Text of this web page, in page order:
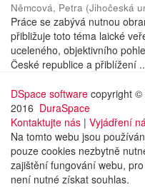
Němcová, Petra (Jihočeská
Práce se zabývá nutnou
přibližuje toto téma laické
uceleného, objektivního
České republice a přiblížení
DSpace software copyright ©
2016 DuraSpace
Kontaktujte nás | Vyjádření
Na tomto webu jsou
pouze cookies nezbytně
zajištění fungování webu,
není nutné získat souhlas.